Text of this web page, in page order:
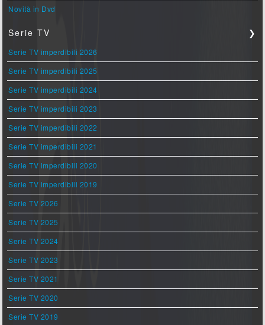
Novità in Dvd
Serie TV ❯
Serie TV imperdibili 2026
Serie TV imperdibili 2025
Serie TV imperdibili 2024
Serie TV imperdibili 2023
Serie TV imperdibili 2022
Serie TV imperdibili 2021
Serie TV imperdibili 2020
Serie TV imperdibili 2019
Serie TV 2026
Serie TV 2025
Serie TV 2024
Serie TV 2023
Serie TV 2021
Serie TV 2020
Serie TV 2019